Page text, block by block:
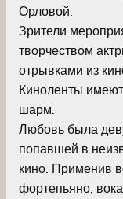
Орловой.
Зрители
творчеством
отрывками из
Киноленты
шарм.
Любовь была
попавшей в
кино. Применив
фортепьяно,